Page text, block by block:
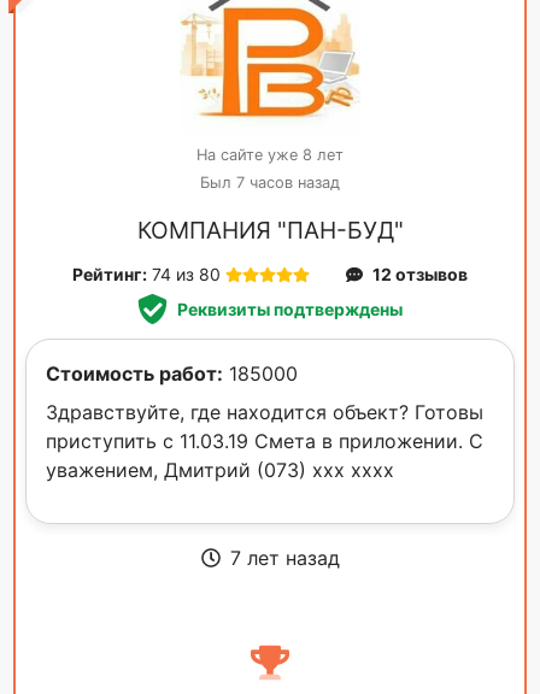
На сайте уже 8 лет
Был 7 часов назад
КОМПАНИЯ "ПАН-БУД"
Рейтинг: 74 из 80
12 отзывов
Реквизиты подтверждены
Стоимость работ: 185000
Здравствуйте, где находится объект? Готовы
приступить с 11.03.19 Смета в приложении. С
уважением, Дмитрий (073) xxx xxxx
7 лет назад